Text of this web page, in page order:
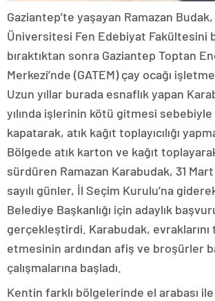
Gaziantep’te yaşayan Ramazan
Üniversitesi Fen Edebiyat Fakültesini
bıraktıktan sonra Gaziantep Toptan
Merkezi’nde (GATEM) çay ocağı
Uzun yıllar burada esnaflık yapan
yılında işlerinin kötü gitmesi sebebiyle
kapatarak, atık kağıt toplayıcılığı
Bölgede atık karton ve kağıt
sürdüren Ramazan Karabudak, 31
sayılı günler, İl Seçim Kurulu’na
Belediye Başkanlığı için adaylık
gerçekleştirdi. Karabudak, evraklarını
etmesinin ardından afiş ve broşürler
çalışmalarına başladı.
Kentin farklı bölgelerinde el arabası